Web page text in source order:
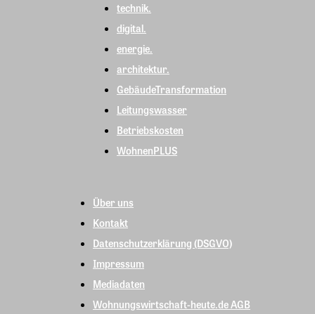
technik.
digital.
energie.
architektur.
GebäudeTransformation
Leitungswasser
Betriebskosten
WohnenPLUS
Über uns
Kontakt
Datenschutzerklärung (DSGVO)
Impressum
Mediadaten
Wohnungswirtschaft-heute.de AGB